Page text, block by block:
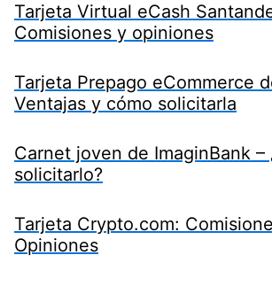
Tarjeta Virtual eCash
Comisiones y opiniones
Tarjeta Prepago eCommerce
Ventajas y cómo solicitarla
Carnet joven de ImaginBank –
solicitarlo?
Tarjeta Crypto.com:
Opiniones